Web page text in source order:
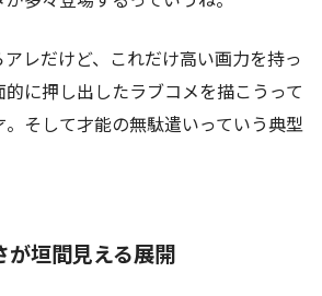
レだけど、これだけ高い画力を持っ
に押し出したラブコメを描こうって
そして才能の無駄遣いっていう典型
が垣間見える展開